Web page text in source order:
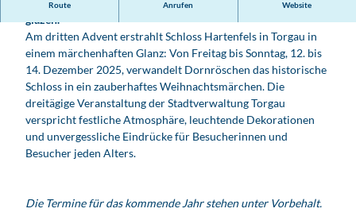
Route Anrufen Website
Dornröschens Schlossweihnacht lässt die Festung Hartenfels
gläzen.
Am dritten Advent erstrahlt Schloss Hartenfels in Torgau in
einem märchenhaften Glanz: Von Freitag bis Sonntag, 12. bis
14. Dezember 2025, verwandelt Dornröschen das historische
Schloss in ein zauberhaftes Weihnachtsmärchen. Die
dreitägige Veranstaltung der Stadtverwaltung Torgau
verspricht festliche Atmosphäre, leuchtende Dekorationen
und unvergessliche Eindrücke für Besucherinnen und
Besucher jeden Alters.
Die Termine für das kommende Jahr stehen unter Vorbehalt.